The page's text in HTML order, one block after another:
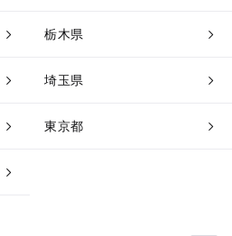
栃木県
埼玉県
東京都